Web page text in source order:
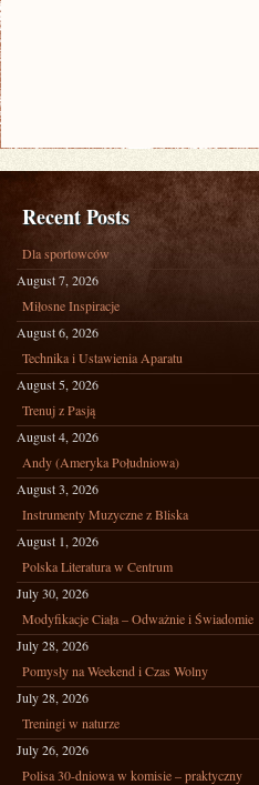
Recent Posts
Dla sportowców
August 7, 2026
Miłosne Inspiracje
August 6, 2026
Technika i Ustawienia Aparatu
August 5, 2026
Trenuj z Pasją
August 4, 2026
Andy (Ameryka Południowa)
August 3, 2026
Instrumenty Muzyczne z Bliska
August 1, 2026
Polska Literatura w Centrum
July 30, 2026
Modyfikacje Ciała – Odważnie i Świadomie
July 28, 2026
Pomysły na Weekend i Czas Wolny
July 28, 2026
Treningi w naturze
July 26, 2026
Polisa 30-dniowa w komisie – praktyczny